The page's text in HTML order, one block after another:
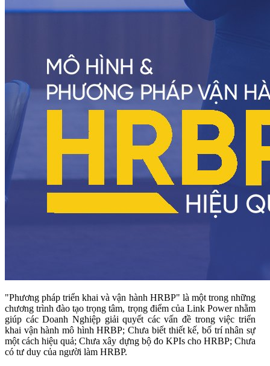
"Phương pháp triển khai và vận hành HRBP" là một trong những
chương trình đào tạo trọng tâm, trọng điểm của Link Power nhằm
giúp các Doanh Nghiệp giải quyết các vấn đề trong việc triển
khai vận hành mô hình HRBP; Chưa biết thiết kế, bố trí nhân sự
một cách hiệu quả; Chưa xây dựng bộ đo KPIs cho HRBP; Chưa
có tư duy của người làm HRBP.